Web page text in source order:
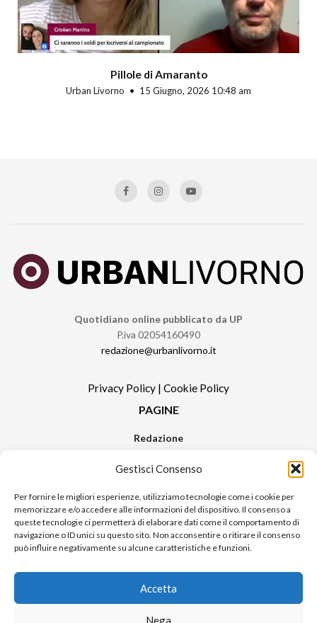
Gestisci Consenso
Per fornire le migliori esperienze, utilizziamo tecnologie come i cookie per
memorizzare e/o accedere alle informazioni del dispositivo. Il consenso a
queste tecnologie ci permetterà di elaborare dati come il comportamento di
navigazione o ID unici su questo sito. Non acconsentire o ritirare il consenso
può influire negativamente su alcune caratteristiche e funzioni.
Accetta
Nega
Pillole di Amaranto
Urban Livorno 15 Giugno, 2026 10:48 am
Quotidiano online pubblicato da UP
P.iva 02054160490
redazione@urbanlivorno.it
Privacy Policy | Cookie Policy
PAGINE
Redazione
Pubblicità
Sitemap
RUBRICHE
Notizie in Primo Piano
Urban Video
Livorno FAQs